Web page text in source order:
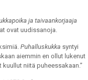
ja taivaankorjaaja
ovat uudissanoja.
Puhalluskukka syntyi
aiemmin en ollut lukenut
niitä puheessakaan.”